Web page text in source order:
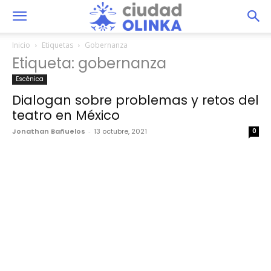
Inicio Etiquetas Gobernanza
Etiqueta: gobernanza
Escénica
Dialogan sobre problemas y retos del
teatro en México
Jonathan Bañuelos - 13 octubre, 2021 0